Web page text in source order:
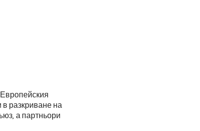
разкриване на
а партньори